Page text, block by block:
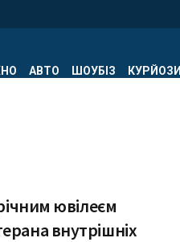
АВТО ШОУБІЗ КУРЙОЗИ
ювілеєм
внутрішніх